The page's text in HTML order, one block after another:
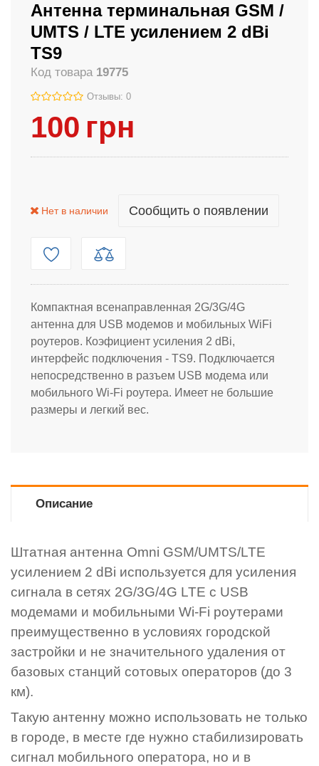
Антенна терминальная GSM /
UMTS / LTE усилением 2 dBi
TS9
Код товара 19775
Отзывы: 0
100 грн
Нет в наличии Сообщить о появлении
Компактная всенаправленная 2G/3G/4G
антенна для USB модемов и мобильных WiFi
роутеров. Коэфициент усиления 2 dBi,
интерфейс подключения - TS9. Подключается
непосредственно в разъем USB модема или
мобильного Wi-Fi роутера. Имеет не большие
размеры и легкий вес.
Описание
Штатная антенна Omni GSM/UMTS/LTE
усилением 2 dBi используется для усиления
сигнала в сетях 2G/3G/4G LTE c USB
модемами и мобильными Wi-Fi роутерами
преимущественно в условиях городской
застройки и не значительного удаления от
базовых станций сотовых операторов (до 3
км).
Такую антенну можно использовать не только
в городе, в месте где нужно стабилизировать
сигнал мобильного оператора, но и в